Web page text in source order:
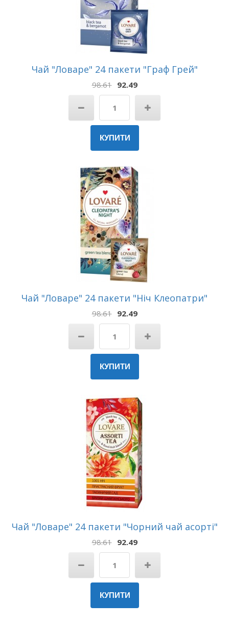
Чай "Ловаре" 24 пакети "Граф Грей"
98.61 92.49
КУПИТИ
Чай "Ловаре" 24 пакети "Ніч Клеопатри"
98.61 92.49
КУПИТИ
Чай "Ловаре" 24 пакети "Чорний чай асорті"
98.61 92.49
КУПИТИ